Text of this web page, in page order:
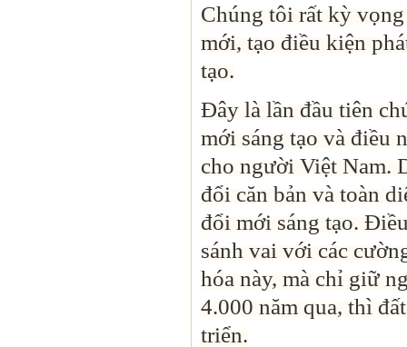
Chúng tôi rất kỳ
mới, tạo điều kiện
tạo.
Đây là lần đầu tiên
mới sáng tạo và điều
cho người Việt Nam.
đổi căn bản và toàn
đổi mới sáng tạo.
sánh vai với các
hóa này, mà chỉ giữ
4.000 năm qua, thì
triển.